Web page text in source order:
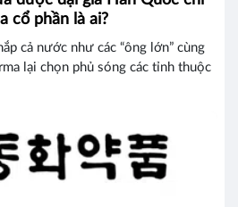
cổ phần là ai?
cả nước như các “ông lớn” cùng
lại chọn phủ sóng các tỉnh thuộc